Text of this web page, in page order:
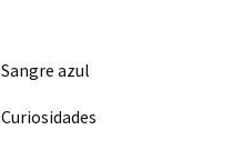
Sangre azul
Curiosidades